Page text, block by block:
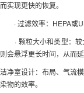
而实现更快的恢复。
· 过滤效率：HEPA或
· 颗粒大小和类型：较
则会悬浮更长时间，从而延
洁净室设计：布局、气流
染物的效率。